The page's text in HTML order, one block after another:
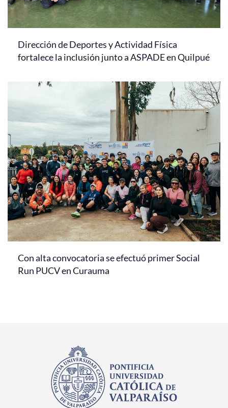
Dirección de Deportes y Actividad Física
fortalece la inclusión junto a ASPADE en Quilpué
Con alta convocatoria se efectuó primer Social
Run PUCV en Curauma